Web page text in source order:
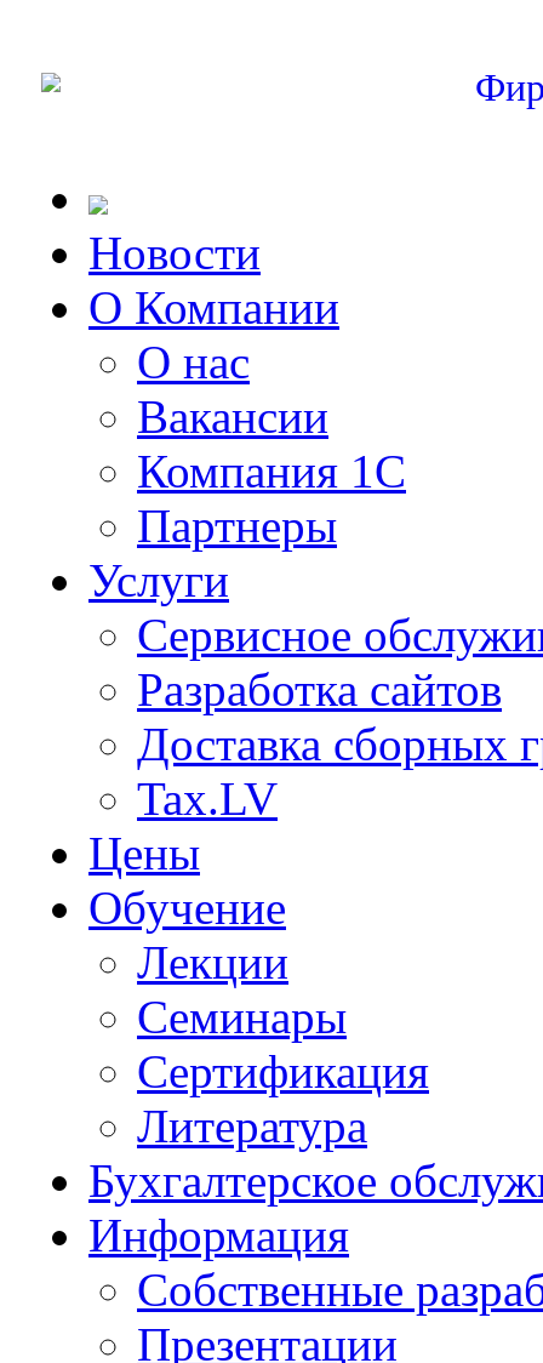
Новости
О Компании
О нас
Вакансии
Компания 1С
Партнеры
Услуги
Сервисное
Разработка сайтов
Доставка сборных
Tax.LV
Цены
Обучение
Лекции
Семинары
Сертификация
Литература
Бухгалтерское
Информация
Собственные
Презентации